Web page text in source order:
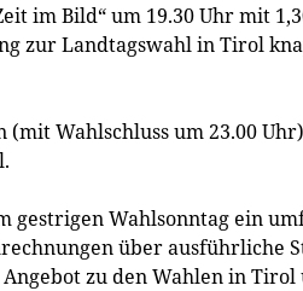
im Bild“ um 19.30 Uhr mit
zur Landtagswahl in Tirol
Wahlschluss um 23.00
gestrigen Wahlsonntag ein
über ausführliche
zu den Wahlen in